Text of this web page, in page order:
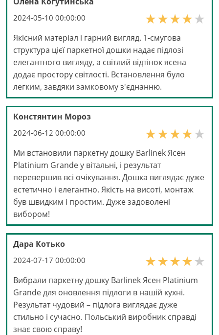
2024-05-10 00:00:00
Якісний матеріал і гарний вигляд. 1-смугова
структура цієї паркетної дошки надає підлозі
елегантного вигляду, а світлий відтінок ясена
додає простору світлості. Встановлення було
легким, завдяки замковому з'єднанню.
Констянтин Мороз
2024-06-12 00:00:00
Ми встановили паркетну дошку Barlinek Ясен
Platinium Grande у вітальні, і результат
перевершив всі очікування. Дошка виглядає дуже
естетично і елегантно. Якість на висоті, монтаж
був швидким і простим. Дуже задоволені
вибором!
Дара Котько
2024-07-17 00:00:00
Вибрали паркетну дошку Barlinek Ясен Platinium
Grande для оновлення підлоги в нашій кухні.
Результат чудовий – підлога виглядає дуже
стильно і сучасно. Польський виробник справді
знає свою справу!